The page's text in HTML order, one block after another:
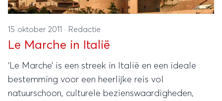
15 oktober 2011 · Redactie
Le Marche in Italië
‘Le Marche’ is een streek in Italië en een ideale
bestemming voor een heerlijke reis vol
natuurschoon, culturele bezienswaardigheden,